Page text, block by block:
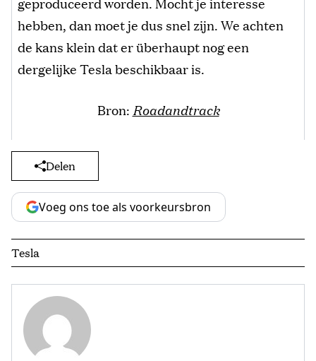
hebben, dan moet je dus snel zijn. We achten
de kans klein dat er überhaupt nog een
dergelijke Tesla beschikbaar is.
Bron: Roadandtrack
Delen
Voeg ons toe als voorkeursbron
Tesla